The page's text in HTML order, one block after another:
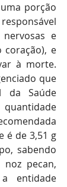
porção
e
coração), e
à morte.
que
da Saúde
é de 3,51 g
sabendo
pecan,
entidade